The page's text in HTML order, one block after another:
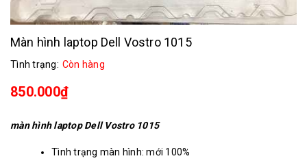
Màn hình laptop Dell Vostro 1015
Tình trạng: Còn hàng
850.000₫
màn hình laptop Dell Vostro 1015
Tình trạng màn hình: mới 100%